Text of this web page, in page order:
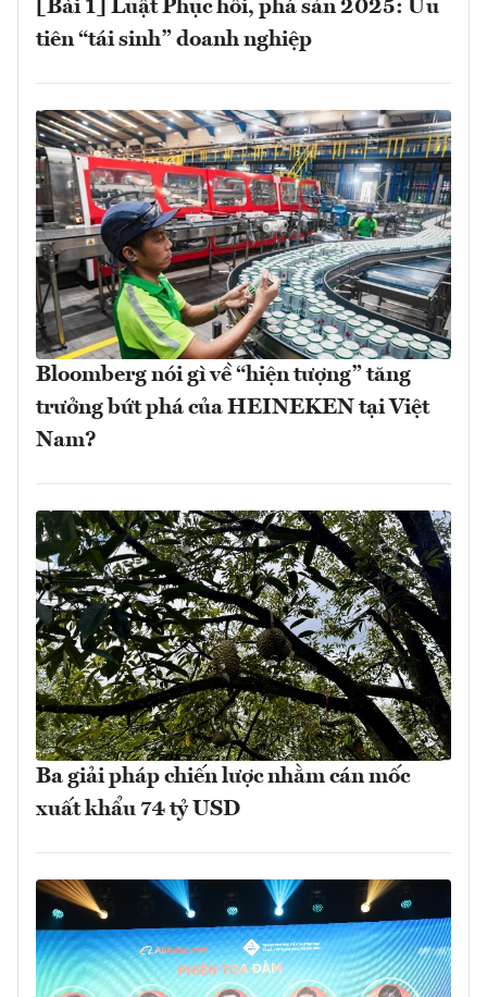
[Bài 1] Luật Phục hồi, phá sản 2025: Ưu
tiên “tái sinh” doanh nghiệp
Bloomberg nói gì về “hiện tượng” tăng
trưởng bứt phá của HEINEKEN tại Việt
Nam?
Ba giải pháp chiến lược nhằm cán mốc
xuất khẩu 74 tỷ USD